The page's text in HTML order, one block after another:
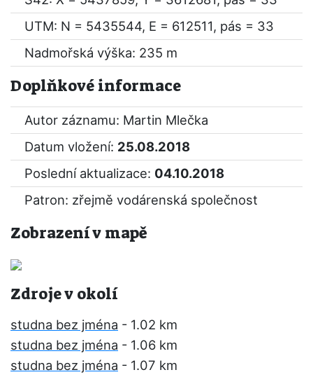
UTM: N = 5435544, E = 612511, pás = 33
Nadmořská výška: 235 m
Doplňkové informace
Autor záznamu: Martin Mlečka
Datum vložení: 25.08.2018
Poslední aktualizace: 04.10.2018
Patron: zřejmě vodárenská společnost
Zobrazení v mapě
Zdroje v okolí
studna bez jména - 1.02 km
studna bez jména - 1.06 km
studna bez jména - 1.07 km